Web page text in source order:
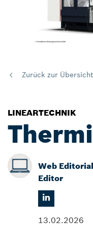
Zurück zur Übersicht
LINEARTECHNIK
Web
Editor
13.02.2026